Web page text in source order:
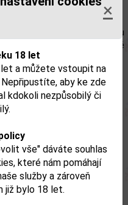
×
18 let
a můžete vstoupit na
aby ke zde
kdokoli nezpůsobilý či
vše" dáváte souhlas
které nám pomáhají
služby a zároveň
již bylo 18 let.
a složitý. Technologický
Základem pro tuto vodku
a speciální slad. Při výrobě
pomáhají významně zlepšit
charakter.
sériově, produkuje se
exkluzivní produkt. Jeho
identifikační číslo je
kontrolu kvality výroby.
zvláštní popis. Má
a je vyrobena z optického
Kovový štítek a
jsou ručně připevněny na